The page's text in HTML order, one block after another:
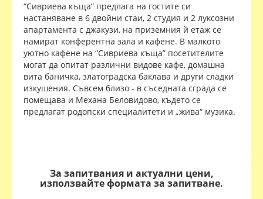
“Сивриева къща” предлага на гостите си
настаняване в 6 двойни стаи, 2 студия и 2 луксозни
апартамента с джакузи, на приземния й етаж се
намират конферентна зала и кафене. В малкото
уютно кафене на “Сивриева къща” посетителите
могат да опитат различни видове кафе, домашна
вита баничка, златоградска баклава и други сладки
изкушения. Съвсем близо - в съседната сграда се
помещава и Механа Беловидово, където се
предлагат родопски специалитети и „жива“ музика.
За запитвания и актуални цени,
използвайте формата за запитване.